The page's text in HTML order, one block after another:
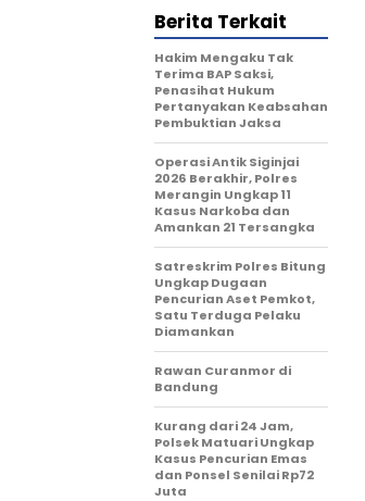
Berita Terkait
Hakim Mengaku Tak
Terima BAP Saksi,
Penasihat Hukum
Pertanyakan Keabsahan
Pembuktian Jaksa
Operasi Antik Siginjai
2026 Berakhir, Polres
Merangin Ungkap 11
Kasus Narkoba dan
Amankan 21 Tersangka
Satreskrim Polres Bitung
Ungkap Dugaan
Pencurian Aset Pemkot,
Satu Terduga Pelaku
Diamankan
Rawan Curanmor di
Bandung
Kurang dari 24 Jam,
Polsek Matuari Ungkap
Kasus Pencurian Emas
dan Ponsel Senilai Rp72
Juta